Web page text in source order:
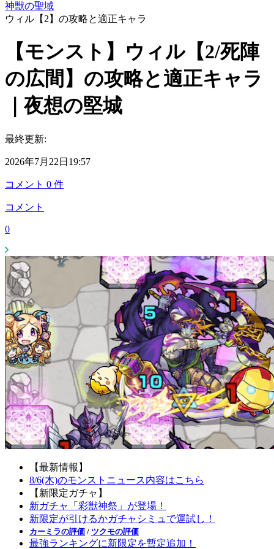
神獣の聖域
ウィル【2】の攻略と適正キャラ
【モンスト】ウィル【2/死陣
の広間】の攻略と適正キャラ
｜夜想の堅城
最終更新:
2026年7月22日19:57
コメント 0 件
コメント
0
【最新情報】
8/6(木)のモンストニュース内容はこちら
【新限定ガチャ】
新ガチャ「彩獣神祭」が登場！
新限定が引けるかガチャシミュで運試し！
カーミラの評価 / ツクモの評価
最強ランキングに新限定を暫定追加！